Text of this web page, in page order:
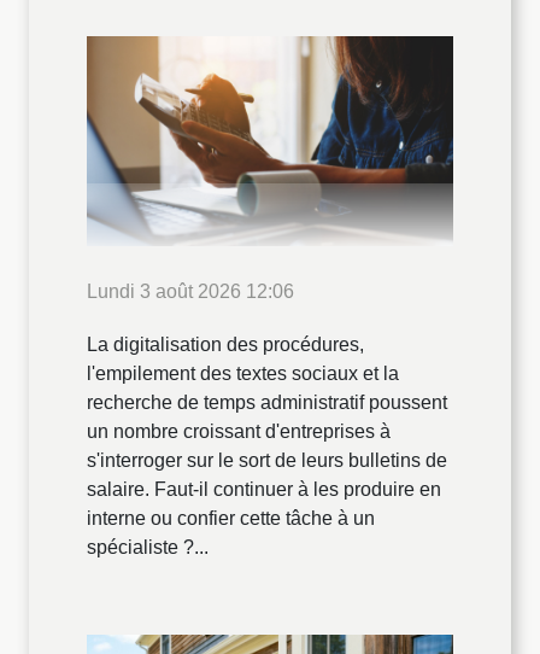
Lundi 3 août 2026 12:06
La digitalisation des procédures,
l'empilement des textes sociaux et la
recherche de temps administratif poussent
un nombre croissant d'entreprises à
s'interroger sur le sort de leurs bulletins de
salaire. Faut-il continuer à les produire en
interne ou confier cette tâche à un
spécialiste ?...